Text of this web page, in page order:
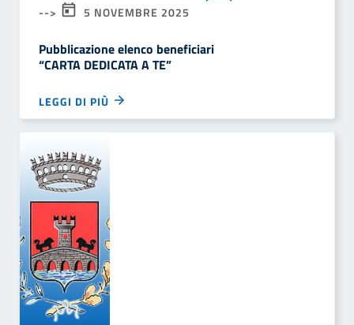
--> 5 NOVEMBRE 2025
Pubblicazione elenco beneficiari
“CARTA DEDICATA A TE”
LEGGI DI PIÙ